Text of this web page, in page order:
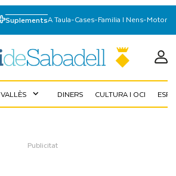
SuplementsA Taula-Cases-Familia I Nens-Motor
VALLÈS expand_more DINERS CULTURA I OCI